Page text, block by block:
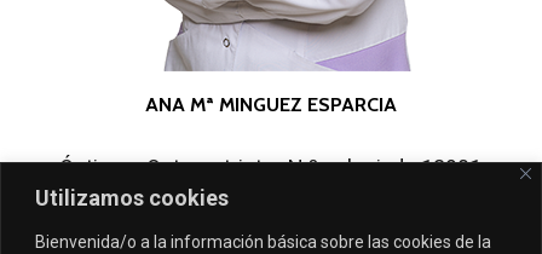
Utilizamos cookies
Bienvenida/o a la información básica sobre las cookies de la
ANA Mª MINGUEZ ESPARCIA
Óptico – Optometrista . N.º colegiado 13901